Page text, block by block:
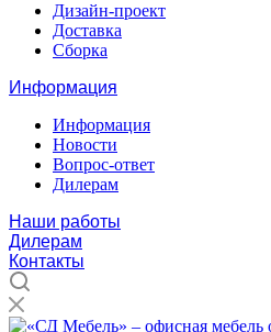
Дизайн-проект
Доставка
Сборка
Информация
Информация
Новости
Вопрос-ответ
Дилерам
Наши работы
Дилерам
Контакты